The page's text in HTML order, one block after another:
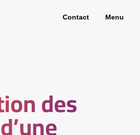
Contact Menu
des